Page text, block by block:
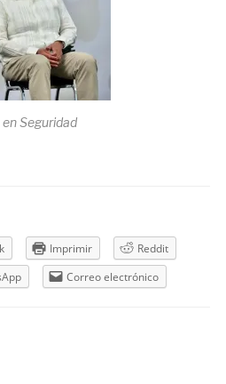
Seguridad
Imprimir
Reddit
Correo electrónico